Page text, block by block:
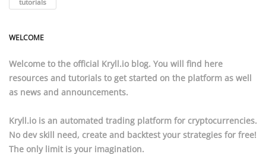
tutorials
WELCOME
Welcome to the official Kryll.io blog. You will find here
resources and tutorials to get started on the platform as well
as news and announcements.
Kryll.io is an automated trading platform for cryptocurrencies.
No dev skill need, create and backtest your strategies for free!
The only limit is your imagination.